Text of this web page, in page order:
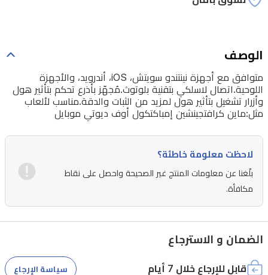
تشغيل
بتأثير
هول
لمزيد
إمباكتكول
ديوتي
الوصف
متوافق مع أجهزة نينتندو سويتش، iOS، أندرويد، والأجهزة
اللوحية.اتصال لاسلكي بتقنية بلوتوث.مُجهّز بأذرع تحكم بتأثير هول
وأزرار تشغيل بتأثير هول لمزيد من الثبات والدقة.مناسب لألعاب
مثل:ماين كرافتجينشين إمباكتكول أوف ديوتي موبايل
لاحظت معلومة خاطئة؟
بلّغنا عن معلومات المنتج غير الصحيحة واحصل على نقاط
مكافأة.
الضمان و الاسترجاع
قابل للإرجاع خلال 7 أيام سياسة الإرجاع